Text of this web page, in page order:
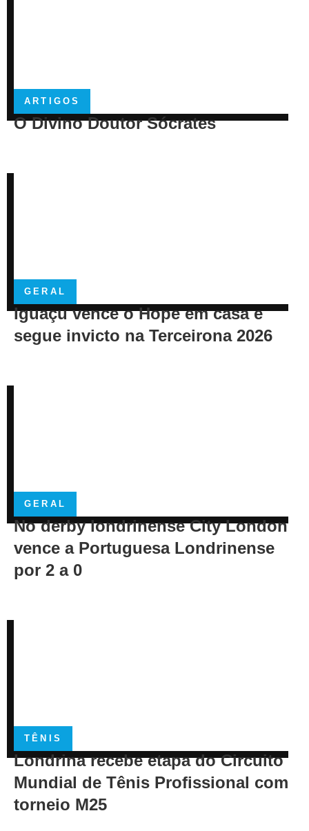
ARTIGOS
O Divino Doutor Sócrates
GERAL
Iguaçu vence o Hope em casa e
segue invicto na Terceirona 2026
GERAL
No derby londrinense City London
vence a Portuguesa Londrinense
por 2 a 0
TÊNIS
Londrina recebe etapa do Circuito
Mundial de Tênis Profissional com
torneio M25